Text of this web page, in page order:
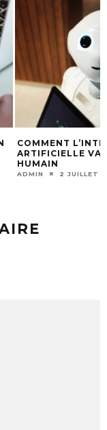
COMMENT
ARTIFICIELLE VA
HUMAIN
ADMIN 2 JUILLET